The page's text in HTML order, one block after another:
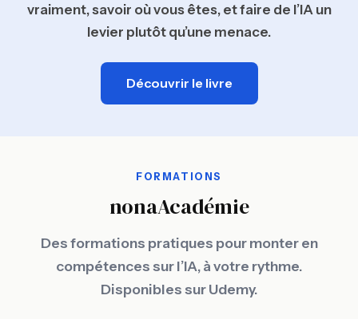
vraiment, savoir où vous êtes, et faire de l’IA un
levier plutôt qu’une menace.
Découvrir le livre
FORMATIONS
nonaAcadémie
Des formations pratiques pour monter en
compétences sur l’IA, à votre rythme.
Disponibles sur Udemy.